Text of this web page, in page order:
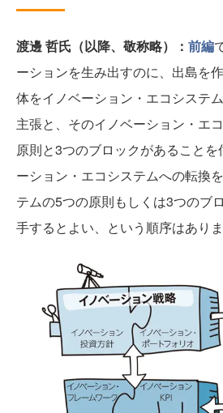
渡邊 哲氏（以降、敬称略）： 前編
ーションを生み出すのに、出島を
体をイノベーション・エコシステ
主張と、そのイノベーション・エ
原則と3つのブロックがあること
ーション・エコシステムへの転換
テムの5つの原則もしくは3つのブ
手するとよい、という順序はありま